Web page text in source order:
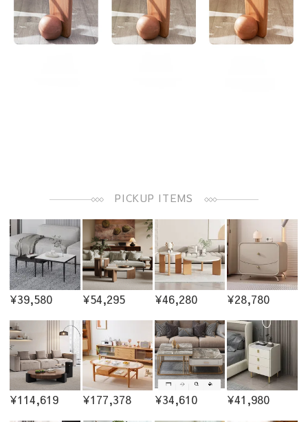
PICKUP ITEMS
¥39,580 ¥54,295 ¥46,280 ¥28,780
¥114,619 ¥177,378 ¥34,610 ¥41,980